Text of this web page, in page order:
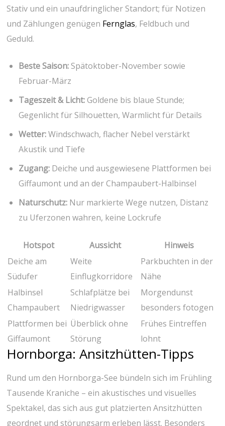
Stativ und ein unaufdringlicher Standort; für Notizen
und Zählungen ‌genügen Fernglas, Feldbuch und
Geduld.
Beste Saison: Spätoktober-November sowie
Februar-März
Tageszeit & Licht:Goldene bis⁢ blaue Stunde;
Gegenlicht ⁤für Silhouetten, Warmlicht für Details
Wetter:Windschwach, flacher Nebel verstärkt
Akustik und ‌Tiefe
Zugang: Deiche und ausgewiesene Plattformen‍ bei
Giffaumont und an der⁤ Champaubert-Halbinsel
Naturschutz: Nur markierte Wege nutzen, Distanz
zu⁣ Uferzonen wahren, keine ‍Lockrufe
Hotspot Aussicht
Hinweis
Deiche am
Südufer
Weite
Einflugkorridore
Parkbuchten in der
Nähe
Halbinsel
Champaubert
Schlafplätze bei
Niedrigwasser
Morgendunst
besonders fotogen
Plattformen bei
Giffaumont
Überblick ‍ohne
Störung
Frühes Eintreffen
lohnt
Hornborga: Ansitzhütten-Tipps
Rund um den Hornborga-See bündeln⁤ sich‍ im Frühling
⁣Tausende Kraniche – ein akustisches und visuelles
Spektakel, das sich aus gut ⁣platzierten ‍Ansitzhütten‍
geordnet und störungsarm erleben ⁣lässt. Besonders